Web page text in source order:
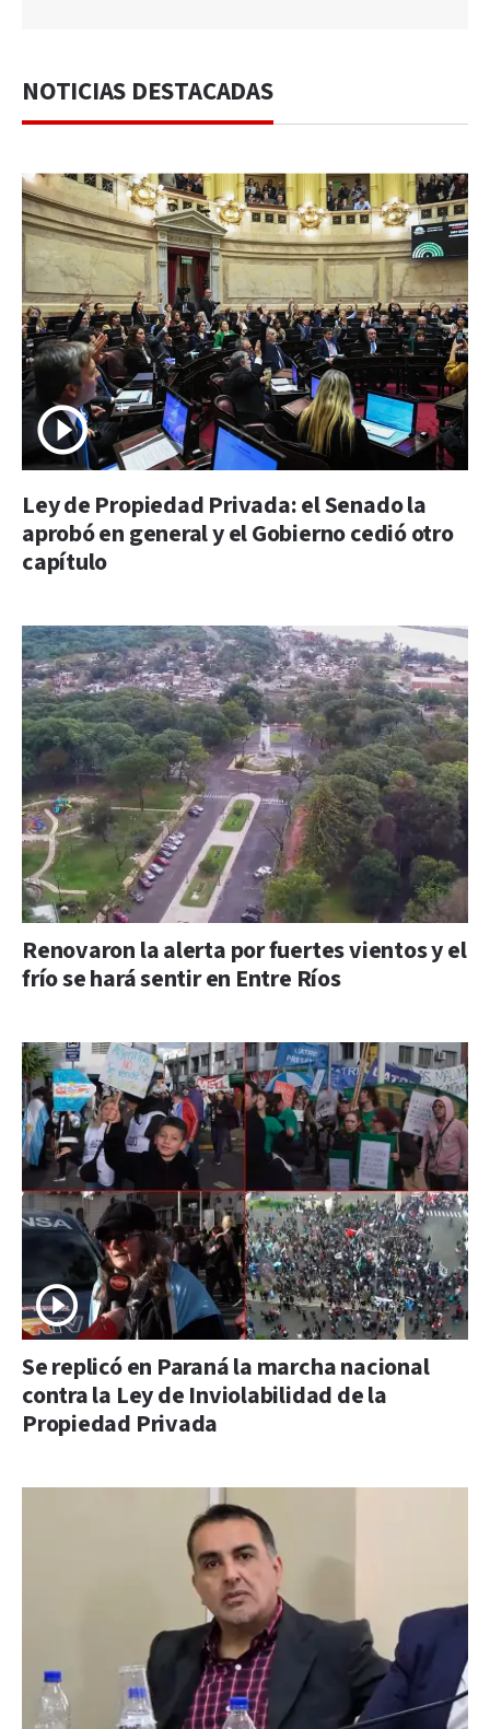
NOTICIAS DESTACADAS
Ley de Propiedad Privada: el Senado la
aprobó en general y el Gobierno cedió otro
capítulo
Renovaron la alerta por fuertes vientos y el
frío se hará sentir en Entre Ríos
Se replicó en Paraná la marcha nacional
contra la Ley de Inviolabilidad de la
Propiedad Privada